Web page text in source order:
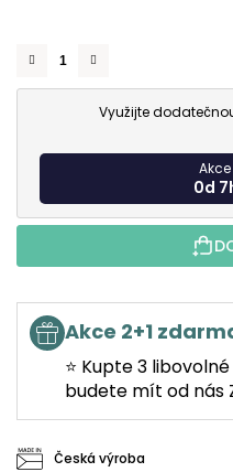
Využijte
0d
Akce 2+1
⭐ Kupte 3
budete mít od nás
Česká výroba